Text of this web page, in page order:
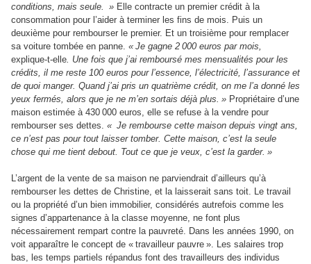
conditions, mais seule. » Elle contracte un premier crédit à la
consommation pour l’aider à terminer les fins de mois. Puis un
deuxième pour rembourser le premier. Et un troisième pour remplacer
sa voiture tombée en panne. « Je gagne 2 000 euros par mois,
explique-t-elle. Une fois que j’ai remboursé mes mensualités pour les
crédits, il me reste 100 euros pour l’essence, l’électricité, l’assurance et
de quoi manger. Quand j’ai pris un quatrième crédit, on me l’a donné les
yeux fermés, alors que je ne m’en sortais déjà plus. » Propriétaire d’une
maison estimée à 430 000 euros, elle se refuse à la vendre pour
rembourser ses dettes. « Je rembourse cette maison depuis vingt ans,
ce n’est pas pour tout laisser tomber. Cette maison, c’est la seule
chose qui me tient debout. Tout ce que je veux, c’est la garder. »
L’argent de la vente de sa maison ne parviendrait d’ailleurs qu’à
rembourser les dettes de Christine, et la laisserait sans toit. Le travail
ou la propriété d’un bien immobilier, considérés autrefois comme les
signes d’appartenance à la classe moyenne, ne font plus
nécessairement rempart contre la pauvreté. Dans les années 1990, on
voit apparaître le concept de « travailleur pauvre ». Les salaires trop
bas, les temps partiels répandus font des travailleurs des individus